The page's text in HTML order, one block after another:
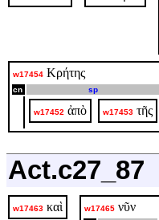
w17454 Κρήτης
cn sp
w17452 ἀπὸ w17453 τῆς
Act.c27_87
w17463 καὶ w17465 νῦν